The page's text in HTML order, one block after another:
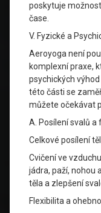
poskytuje
čase.
V. Fyzické a
Aeroyoga není
komplexní praxe,
psychických
této části se
můžete očekávat
A. Posílení svalů a
Celkové posílení
Cvičení ve
jádra, paží, nohou
těla a zlepšení
Flexibilita a